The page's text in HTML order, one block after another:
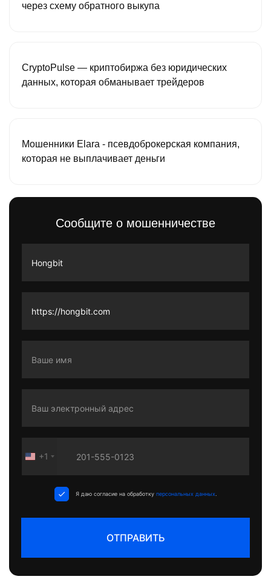
через схему обратного выкупа
CryptoPulse — криптобиржа без юридических
данных, которая обманывает трейдеров
Мошенники Elara - псевдоброкерская компания,
которая не выплачивает деньги
Сообщите о мошенничестве
United
+1
Я даю согласие на обработку персональных данных.
ОТПРАВИТЬ